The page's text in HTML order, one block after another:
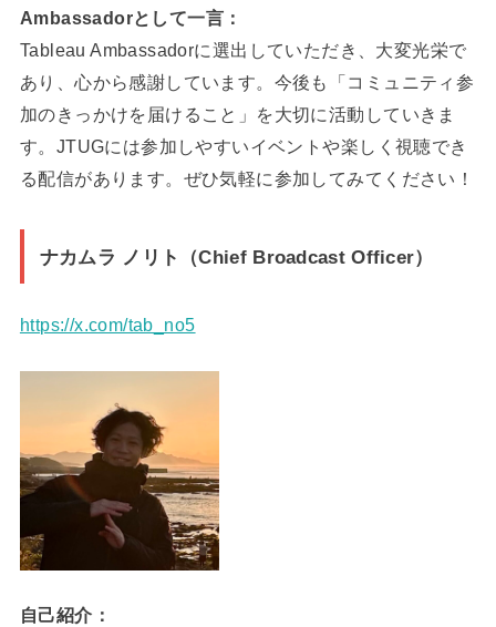
Ambassadorとして一言：
Tableau Ambassadorに選出していただき、大変光栄で
あり、心から感謝しています。今後も「コミュニティ参
加のきっかけを届けること」を大切に活動していきま
す。JTUGには参加しやすいイベントや楽しく視聴でき
る配信があります。ぜひ気軽に参加してみてください！
ナカムラ ノリト（Chief Broadcast Officer）
https://x.com/tab_no5
自己紹介：